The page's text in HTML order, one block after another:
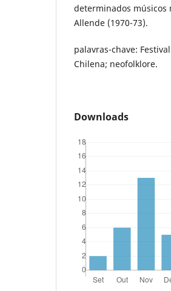
determinados músicos
Allende (1970-73).
palavras-chave:
Chilena; neofolklore.
Downloads